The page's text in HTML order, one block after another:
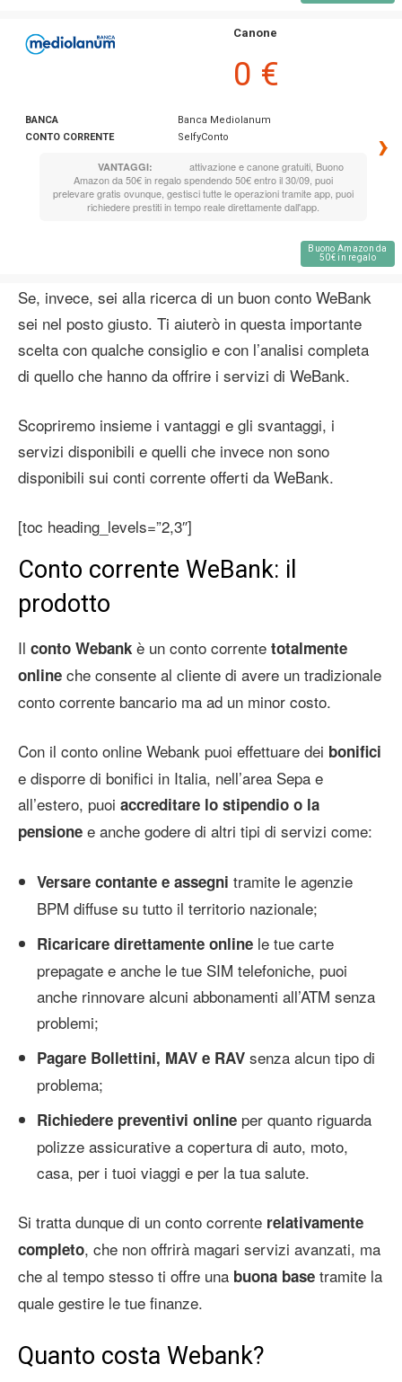
BANCA
Banca Mediolanum
CONTO CORRENTE
SelfyConto
VANTAGGI:
attivazione e canone gratuiti, Buono
Amazon da 50€ in regalo spendendo 50€ entro il 30/09, puoi
prelevare gratis ovunque, gestisci tutte le operazioni tramite app, puoi
richiedere prestiti in tempo reale direttamente dall'app.
Canone
0 €
›
Buono Amazon da
50€ in regalo
Se, invece, sei alla ricerca di un buon conto WeBank
sei nel posto giusto. Ti aiuterò in questa importante
scelta con qualche consiglio e con l’analisi completa
di quello che hanno da offrire i servizi di WeBank.
Scopriremo insieme i vantaggi e gli svantaggi, i
servizi disponibili e quelli che invece non sono
disponibili sui conti corrente offerti da WeBank.
[toc heading_levels=”2,3″]
Conto corrente WeBank: il
prodotto
Il conto Webank è un conto corrente totalmente
online che consente al cliente di avere un tradizionale
conto corrente bancario ma ad un minor costo.
Con il conto online Webank puoi effettuare dei bonifici
e disporre di bonifici in Italia, nell’area Sepa e
all’estero, puoi accreditare lo stipendio o la
pensione e anche godere di altri tipi di servizi come:
Versare contante e assegni tramite le agenzie
BPM diffuse su tutto il territorio nazionale;
Ricaricare direttamente online le tue carte
prepagate e anche le tue SIM telefoniche, puoi
anche rinnovare alcuni abbonamenti all’ATM senza
problemi;
Pagare Bollettini, MAV e RAV senza alcun tipo di
problema;
Richiedere preventivi online per quanto riguarda
polizze assicurative a copertura di auto, moto,
casa, per i tuoi viaggi e per la tua salute.
Si tratta dunque di un conto corrente relativamente
completo, che non offrirà magari servizi avanzati, ma
che al tempo stesso ti offre una buona base tramite la
quale gestire le tue finanze.
Quanto costa Webank?